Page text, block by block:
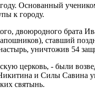
Основанный
к городу.
двоюродного брата
ставший
уничтожив 54
церковь, - были
и Силы Савина
святынь.